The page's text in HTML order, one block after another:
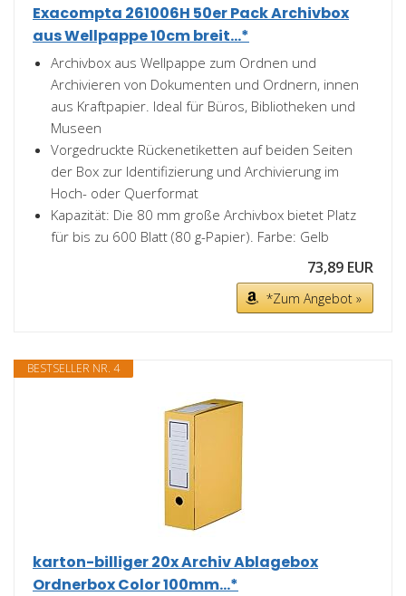
Exacompta 261006H 50er Pack Archivbox
aus Wellpappe 10cm breit...*
Archivbox aus Wellpappe zum Ordnen und
Archivieren von Dokumenten und Ordnern, innen
aus Kraftpapier. Ideal für Büros, Bibliotheken und
Museen
Vorgedruckte Rückenetiketten auf beiden Seiten
der Box zur Identifizierung und Archivierung im
Hoch- oder Querformat
Kapazität: Die 80 mm große Archivbox bietet Platz
für bis zu 600 Blatt (80 g-Papier). Farbe: Gelb
73,89 EUR
*Zum Angebot »
BESTSELLER NR. 4
karton-billiger 20x Archiv Ablagebox
Ordnerbox Color 100mm...*